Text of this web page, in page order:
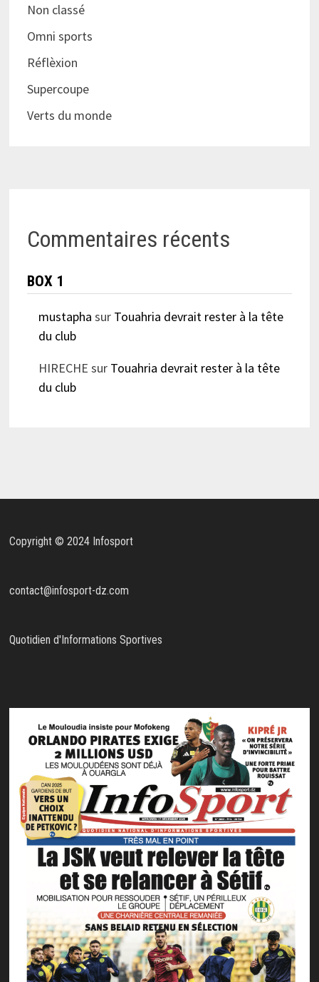
Non classé
Omni sports
Réflèxion
Supercoupe
Verts du monde
Commentaires récents
BOX 1
mustapha sur Touahria devrait rester à la tête
du club
HIRECHE sur Touahria devrait rester à la tête
du club
Copyright © 2024 Infosport
contact@infosport-dz.com
Quotidien d'Informations Sportives